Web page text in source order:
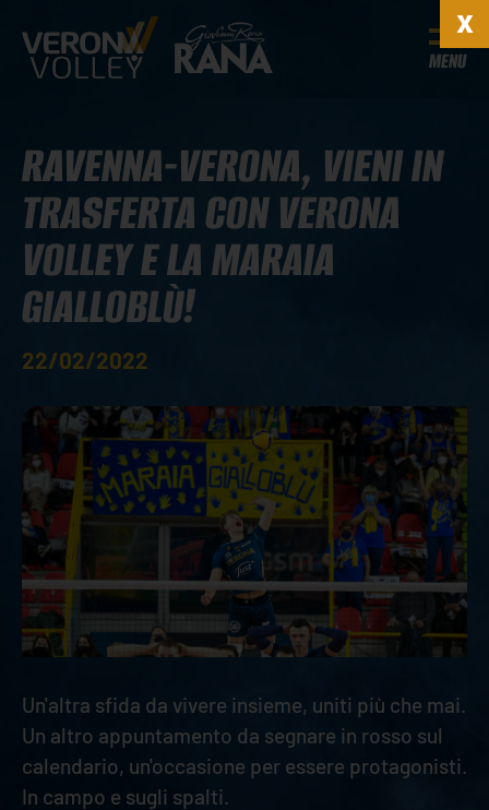
MENU
RAVENNA-VERONA, VIENI IN
TRASFERTA CON VERONA
VOLLEY E LA MARAIA
GIALLOBLÙ!
22/02/2022
Un'altra sfida da vivere insieme, uniti più che mai.
Un altro appuntamento da segnare in rosso sul
calendario, un'occasione per essere protagonisti.
In campo e sugli spalti.